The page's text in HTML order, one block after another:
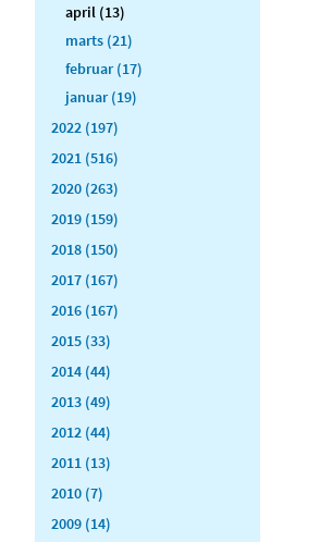
april (13)
marts (21)
februar (17)
januar (19)
2022 (197)
2021 (516)
2020 (263)
2019 (159)
2018 (150)
2017 (167)
2016 (167)
2015 (33)
2014 (44)
2013 (49)
2012 (44)
2011 (13)
2010 (7)
2009 (14)